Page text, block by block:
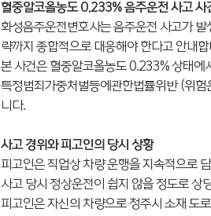
혈중알코올농도 0.233% 음주운전 사고 사
화성음주운전변호사는 음주운전 사고가
략까지 종합적으로 대응해야 한다고 안내합
본 사건은 혈중알코올농도 0.233% 상태에
특정범죄가중처벌등에관한법률위반 (위
니다.
사고 경위와 피고인의 당시 상황
피고인은 직업상 차량 운행을 지속적으로
사고 당시 정상운전이 쉽지 않을 정도로 상
피고인은 자신의 차량으로 청주시 소재 도